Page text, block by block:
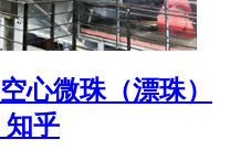
心微珠（漂珠）
知乎